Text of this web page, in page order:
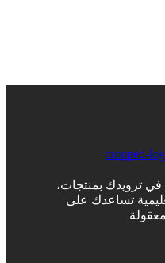
في تزويدك بمنتجات،
تساعدك على